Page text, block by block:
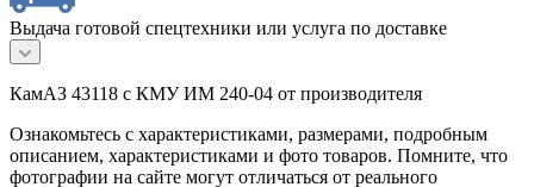
Выдача готовой спецтехники или услуга по доставке
КамАЗ 43118 с КМУ ИМ 240-04 от производителя
Ознакомьтесь с характеристиками, размерами, подробным
описанием, характеристиками и фото товаров. Помните, что
фотографии на сайте могут отличаться от реального